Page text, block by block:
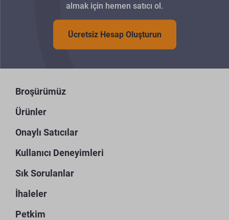
almak için hemen satıcı ol.
Ücretsiz Hesap Oluşturun
Broşürümüz
Ürünler
Onaylı Satıcılar
Kullanıcı Deneyimleri
Sık Sorulanlar
İhaleler
Petkim